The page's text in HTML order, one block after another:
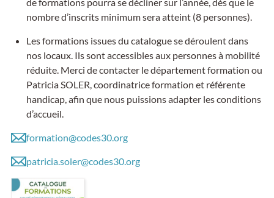
nombre d’inscrits minimum sera atteint (8 personnes).
Les formations issues du catalogue se déroulent dans
nos locaux. Ils sont accessibles aux personnes à mobilité
réduite. Merci de contacter le département formation ou
Patricia SOLER, coordinatrice formation et référente
handicap, afin que nous puissions adapter les conditions
d’accueil.
formation@codes30.org
patricia.soler@codes30.org